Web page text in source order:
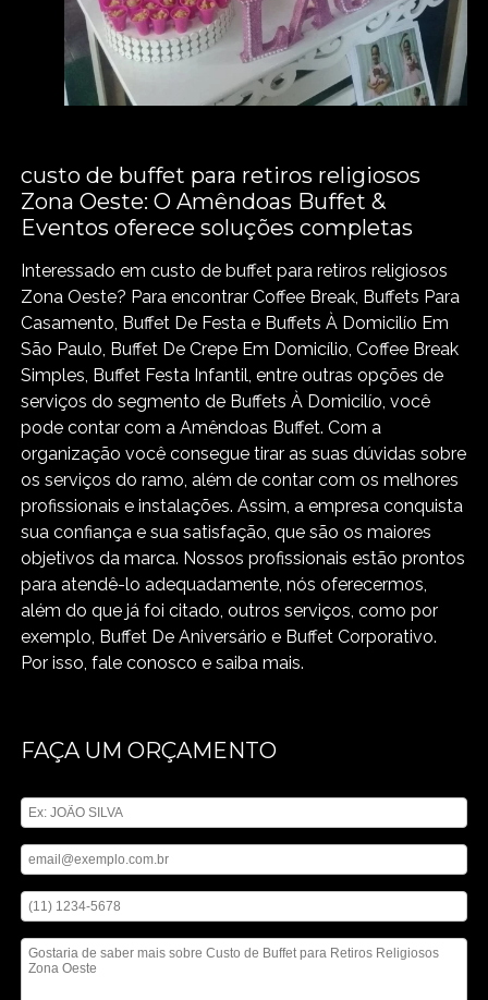
custo de buffet para retiros religiosos
Zona Oeste: O Amêndoas Buffet &
Eventos oferece soluções completas
Interessado em custo de buffet para retiros religiosos
Zona Oeste? Para encontrar Coffee Break, Buffets Para
Casamento, Buffet De Festa e Buffets À Domicilío Em
São Paulo, Buffet De Crepe Em Domicílio, Coffee Break
Simples, Buffet Festa Infantil, entre outras opções de
serviços do segmento de Buffets À Domicilío, você
pode contar com a Amêndoas Buffet. Com a
organização você consegue tirar as suas dúvidas sobre
os serviços do ramo, além de contar com os melhores
profissionais e instalações. Assim, a empresa conquista
sua confiança e sua satisfação, que são os maiores
objetivos da marca. Nossos profissionais estão prontos
para atendê-lo adequadamente, nós oferecermos,
além do que já foi citado, outros serviços, como por
exemplo, Buffet De Aniversário e Buffet Corporativo.
Por isso, fale conosco e saiba mais.
FAÇA UM ORÇAMENTO